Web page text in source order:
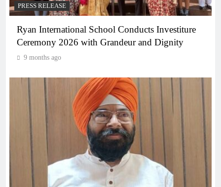
PRESS RELEASE
Ryan International School Conducts Investiture
Ceremony 2026 with Grandeur and Dignity
9 months ago